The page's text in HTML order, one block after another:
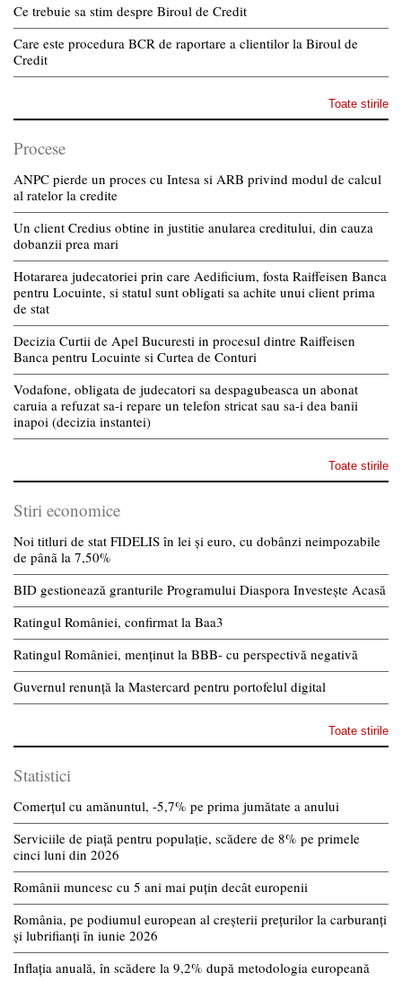
Ce trebuie sa stim despre Biroul de Credit
Care este procedura BCR de raportare a clientilor la Biroul de
Credit
Toate stirile
Procese
ANPC pierde un proces cu Intesa si ARB privind modul de calcul
al ratelor la credite
Un client Credius obtine in justitie anularea creditului, din cauza
dobanzii prea mari
Hotararea judecatoriei prin care Aedificium, fosta Raiffeisen Banca
pentru Locuinte, si statul sunt obligati sa achite unui client prima
de stat
Decizia Curtii de Apel Bucuresti in procesul dintre Raiffeisen
Banca pentru Locuinte si Curtea de Conturi
Vodafone, obligata de judecatori sa despagubeasca un abonat
caruia a refuzat sa-i repare un telefon stricat sau sa-i dea banii
inapoi (decizia instantei)
Toate stirile
Stiri economice
Noi titluri de stat FIDELIS în lei și euro, cu dobânzi neimpozabile
de pânã la 7,50%
BID gestionează granturile Programului Diaspora Investește Acasă
Ratingul României, confirmat la Baa3
Ratingul României, menținut la BBB- cu perspectivă negativă
Guvernul renunță la Mastercard pentru portofelul digital
Toate stirile
Statistici
Comerțul cu amănuntul, -5,7% pe prima jumătate a anului
Serviciile de piață pentru populație, scădere de 8% pe primele
cinci luni din 2026
Românii muncesc cu 5 ani mai puțin decât europenii
România, pe podiumul european al creșterii prețurilor la carburanți
și lubrifianți în iunie 2026
Inflația anuală, în scădere la 9,2% după metodologia europeană